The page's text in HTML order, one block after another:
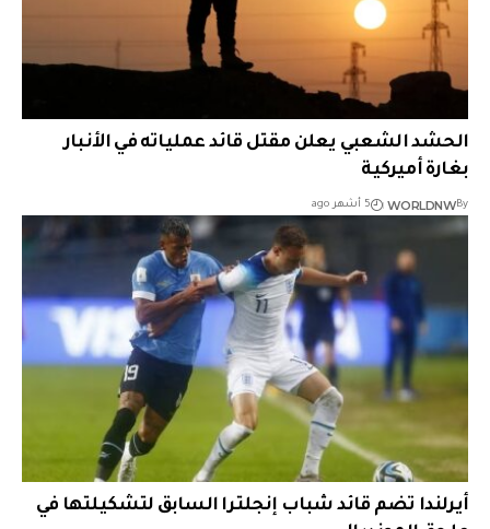
الحشد الشعبي يعلن مقتل قائد عملياته في الأنبار
بغارة أميركية
By
WORLDNW 5 أشهر ago
أيرلندا تضم قائد شباب إنجلترا السابق لتشكيلتها في